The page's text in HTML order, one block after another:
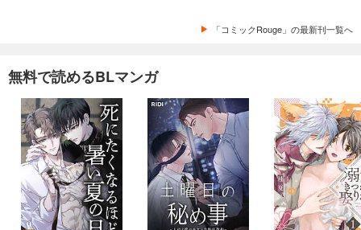
「コミックRouge」の最新刊一覧へ
無料で読めるBLマンガ